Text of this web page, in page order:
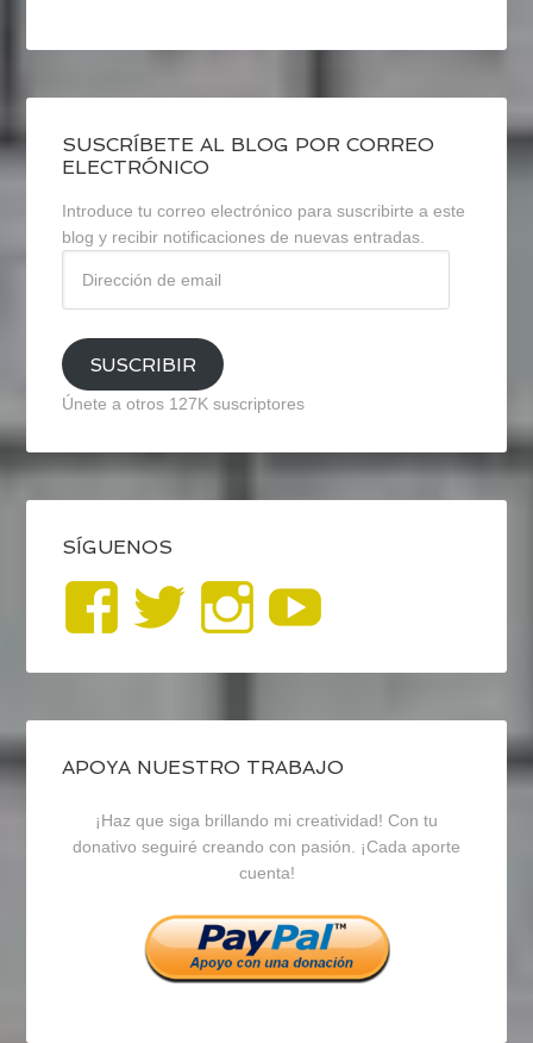
SUSCRÍBETE AL BLOG POR CORREO
ELECTRÓNICO
Introduce tu correo electrónico para suscribirte a este
blog y recibir notificaciones de nuevas entradas.
email
SUSCRIBIR
Únete a otros 127K suscriptores
SÍGUENOS
Ver
perfil
de
blogrecursosep
en
Facebook
Ver
perfil
de
recursosep
en
Twitter
Ver
perfil
de
recursosep
en
Instagram
APOYA NUESTRO TRABAJO
¡Haz que siga brillando mi creatividad! Con tu
donativo seguiré creando con pasión. ¡Cada aporte
cuenta!